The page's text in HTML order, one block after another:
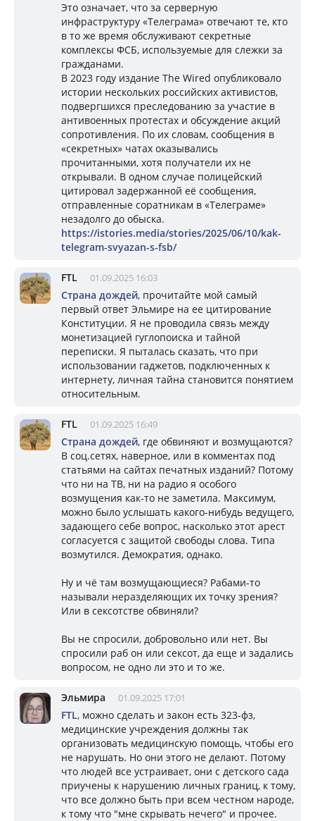
Это означает, что за серверную
инфраструктуру «Телеграма» отвечают те, кто
в то же время обслуживают секретные
комплексы ФСБ, используемые для слежки за
гражданами.
В 2023 году издание The Wired опубликовало
истории нескольких российских активистов,
подвергшихся преследованию за участие в
антивоенных протестах и обсуждение акций
сопротивления. По их словам, сообщения в
«секретных» чатах оказывались
прочитанными, хотя получатели их не
открывали. В одном случае полицейский
цитировал задержанной её сообщения,
отправленные соратникам в «Телеграме»
незадолго до обыска.
https://istories.media/stories/2025/06/10/kak-
telegram-svyazan-s-fsb/
FTL 01.09.2025 16:03
Страна дождей, прочитайте мой самый
первый ответ Эльмире на ее цитирование
Конституции. Я не проводила связь между
монетизацией гуглопоиска и тайной
переписки. Я пыталась сказать, что при
использовании гаджетов, подключенных к
интернету, личная тайна становится понятием
относительным.
FTL 01.09.2025 16:49
Страна дождей, где обвиняют и возмущаются?
В соц.сетях, наверное, или в комментах под
статьями на сайтах печатных изданий? Потому
что ни на ТВ, ни на радио я особого
возмущения как-то не заметила. Максимум,
можно было услышать какого-нибудь ведущего,
задающего себе вопрос, насколько этот арест
согласуется с защитой свободы слова. Типа
возмутился. Демократия, однако.
Ну и чё там возмущающиеся? Рабами-то
называли неразделяющих их точку зрения?
Или в сексотстве обвиняли?
Вы не спросили, добровольно или нет. Вы
спросили раб он или сексот, да еще и задались
вопросом, не одно ли это и то же.
Эльмира 01.09.2025 17:01
FTL, можно сделать и закон есть 323-фз,
медицинские учреждения должны так
организовать медицинскую помощь, чтобы его
не нарушать. Но они этого не делают. Потому
что людей все устраивает, они с детского сада
приучены к нарушению личных границ, к тому,
что все должно быть при всем честном народе,
к тому что "мне скрывать нечего" и прочее.